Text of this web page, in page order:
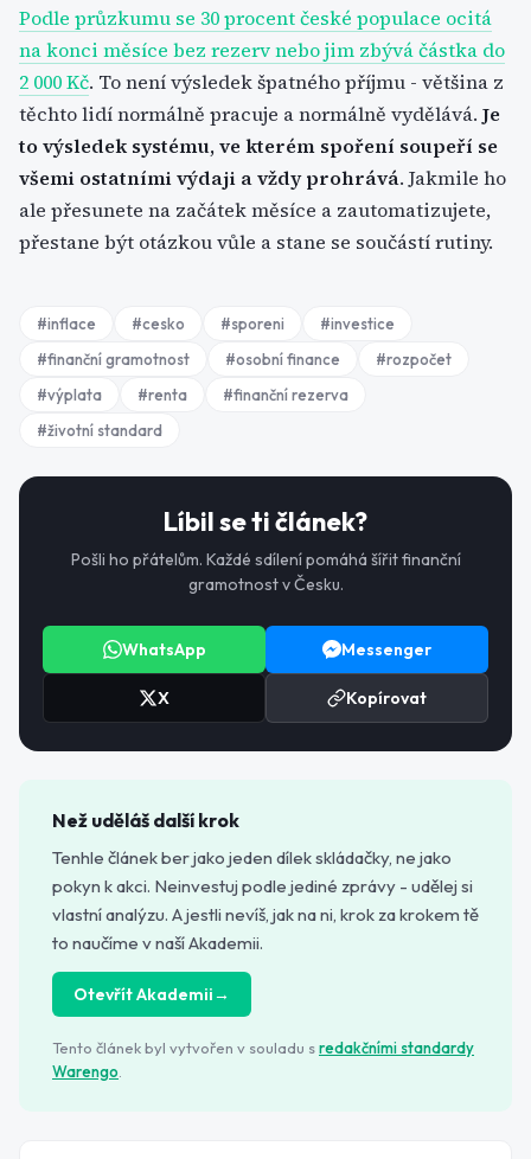
Podle průzkumu se 30 procent české populace ocitá
na konci měsíce bez rezerv nebo jim zbývá částka do
2 000 Kč. To není výsledek špatného příjmu - většina z
těchto lidí normálně pracuje a normálně vydělává. Je
to výsledek systému, ve kterém spoření soupeří se
všemi ostatními výdaji a vždy prohrává. Jakmile ho
ale přesunete na začátek měsíce a zautomatizujete,
přestane být otázkou vůle a stane se součástí rutiny.
#inflace #cesko #sporeni #investice
#finanční gramotnost #osobní finance #rozpočet
#výplata #renta #finanční rezerva
#životní standard
Líbil se ti článek?
Pošli ho přátelům. Každé sdílení pomáhá šířit finanční
gramotnost v Česku.
WhatsApp Messenger
X Kopírovat
Než uděláš další krok
Tenhle článek ber jako jeden dílek skládačky, ne jako
pokyn k akci. Neinvestuj podle jediné zprávy - udělej si
vlastní analýzu. A jestli nevíš, jak na ni, krok za krokem tě
to naučíme v naší Akademii.
Otevřít Akademii→
Tento článek byl vytvořen v souladu sredakčními standardy
Warengo